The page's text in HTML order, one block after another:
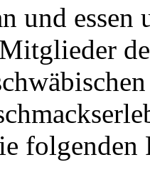
und
folgenden